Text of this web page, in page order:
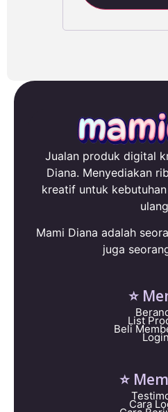
Jualan produk digital
Diana. Menyediakan
kreatif untuk
Mami Diana adalah
juga
⭐
List
Beli
⭐
Cara